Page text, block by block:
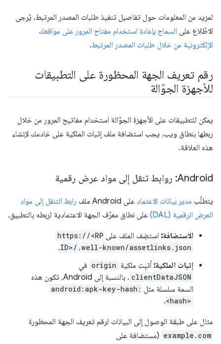
لمزيد من المعلومات حول تفاصيل تنفيذ طلبات المصدر المرتبط، يُرجى
الاطّلاع على السماح بإعادة استخدام مفتاح المرور على مواقعك
الإلكترونية من خلال طلبات المصدر المرتبط.
رقم تعريف الجهة المحظورة على التطبيقات
للأجهزة الجوّالة
يمكن للتطبيقات على الأجهزة الجوّالة استخدام مفاتيح المرور من خلال
ربطها بنطاق ويب. يجب استضافة ملف إثبات الملكية على خادمك لإنشاء
هذه العلاقة.
‫Android: روابط تنقل إلى مواد عرض رقمية
يتطلّب مدير بيانات الاعتماد على Android ملف
رابط التنقل إلى مواد
العرض الرقمية (DAL)
على نطاق معرّف الجهة الاعتمادية لربطه بالتطبيق.
الاستضافة: استضِف الملف على https://<RP
ID>/.well-known/assetlinks.json
.
إثبات الملكية: أثبِت ملكية origin في
clientDataJSON
. بالنسبة إلى Android، تكون هذه
السمة سلسلة مثل android:apk-key-hash:
<hash>
.
مثال على طبقة الوصول إلى البيانات لرقم تعريف الجهة المحظورة
example.com (مستضافة على